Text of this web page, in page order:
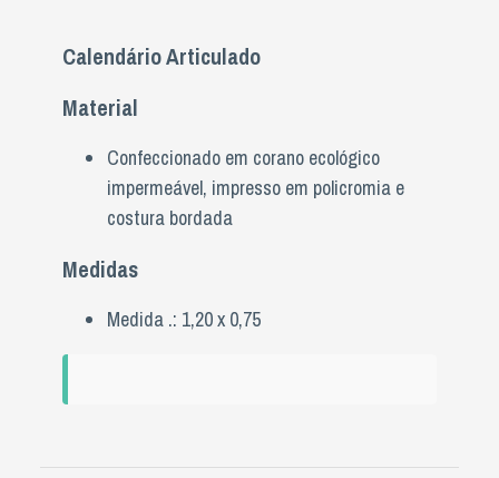
Calendário Articulado
Material
Confeccionado em corano ecológico
impermeável, impresso em policromia e
costura bordada
Medidas
Medida .: 1,20 x 0,75